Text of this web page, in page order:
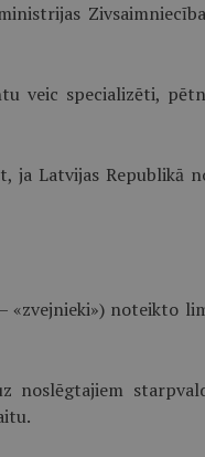
veic specializēti,
ja Latvijas Republikā
«zvejnieki») noteikto
noslēgtajiem